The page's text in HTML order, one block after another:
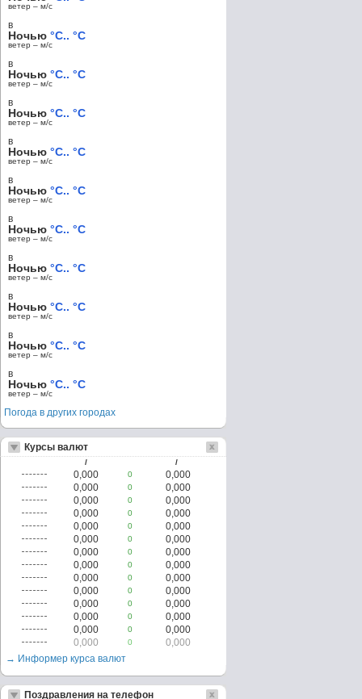
ветер – м/c
в
Ночью °C.. °C
ветер – м/c
в
Ночью °C.. °C
ветер – м/c
в
Ночью °C.. °C
ветер – м/c
в
Ночью °C.. °C
ветер – м/c
в
Ночью °C.. °C
ветер – м/c
в
Ночью °C.. °C
ветер – м/c
в
Ночью °C.. °C
ветер – м/c
в
Ночью °C.. °C
ветер – м/c
в
Ночью °C.. °C
ветер – м/c
в
Ночью °C.. °C
ветер – м/c
Погода в других городах
Курсы валют
/ /
0,000 0
0,000
0,000
0
0,000
0,000
0
0,000
0,000
0
0,000
0,000
0
0,000
0,000
0
0,000
0,000
0
0,000
0,000
0
0,000
0,000
0
0,000
0,000
0
0,000
0,000
0
0,000
0,000
0
0,000
0,000
0
0,000
0,000
0
0,000
→ Информер курса валют
Поздравления на телефон